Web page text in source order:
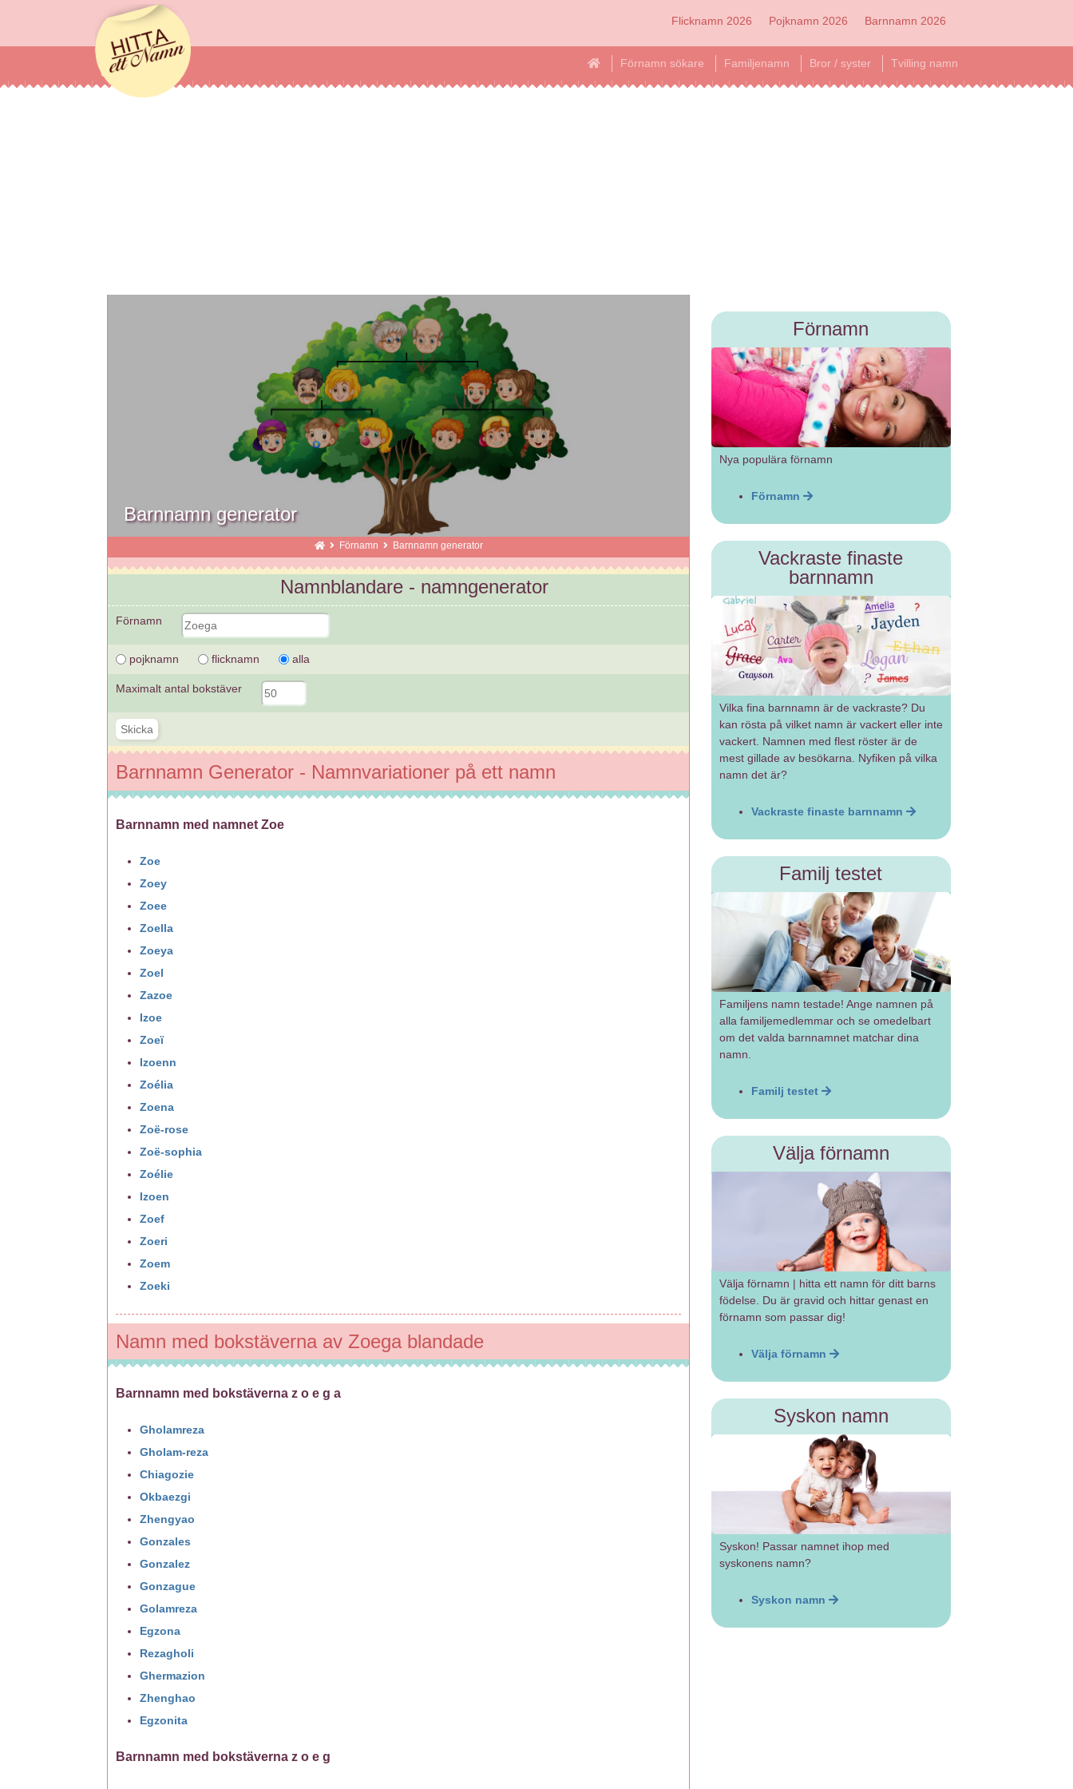
Flicknamn 2026 Pojknamn 2026 Barnnamn 2026
Förnamn sökare Familjenamn Bror / syster Tvilling namn
Barnnamn generator
Förnamn Barnnamn generator
Namnblandare - namngenerator
Förnamn
pojknamn flicknamn alla
Maximalt antal bokstäver
Barnnamn Generator - Namnvariationer på ett namn
Barnnamn med namnet Zoe
Zoe
Zoey
Zoee
Zoella
Zoeya
Zoel
Zazoe
Izoe
Zoeï
Izoenn
Zoélia
Zoena
Zoë-rose
Zoë-sophia
Zoélie
Izoen
Zoef
Zoeri
Zoem
Zoeki
Namn med bokstäverna av Zoega blandade
Barnnamn med bokstäverna z o e g a
Gholamreza
Gholam-reza
Chiagozie
Okbaezgi
Zhengyao
Gonzales
Gonzalez
Gonzague
Golamreza
Egzona
Rezagholi
Ghermazion
Zhenghao
Egzonita
Barnnamn med bokstäverna z o e g
Förnamn
Nya populära förnamn
Förnamn
Vackraste finaste
barnnamn
Vilka fina barnnamn är de vackraste? Du
kan rösta på vilket namn är vackert eller inte
vackert. Namnen med flest röster är de
mest gillade av besökarna. Nyfiken på vilka
namn det är?
Vackraste finaste barnnamn
Familj testet
Familjens namn testade! Ange namnen på
alla familjemedlemmar och se omedelbart
om det valda barnnamnet matchar dina
namn.
Familj testet
Välja förnamn
Välja förnamn | hitta ett namn för ditt barns
födelse. Du är gravid och hittar genast en
förnamn som passar dig!
Välja förnamn
Syskon namn
Syskon! Passar namnet ihop med
syskonens namn?
Syskon namn